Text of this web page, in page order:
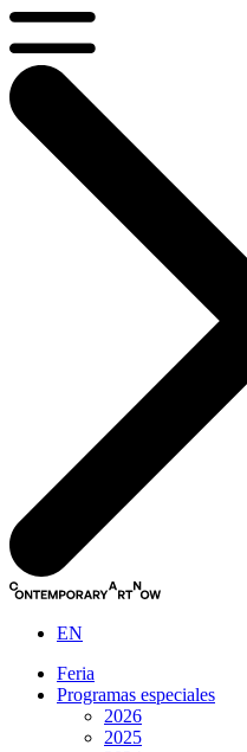
EN
Feria
Programas especiales
2026
2025